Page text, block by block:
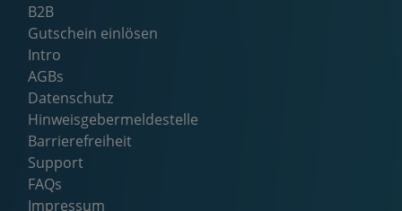
B2B
Gutschein einlösen
Intro
AGBs
Datenschutz
Hinweisgebermeldestelle
Barrierefreiheit
Support
FAQs
Impressum